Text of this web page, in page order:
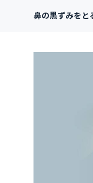
鼻の黒ずみをと